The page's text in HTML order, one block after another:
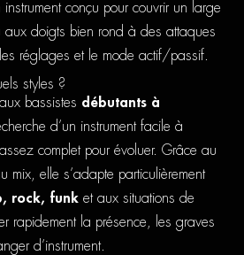
conçu pour couvrir un large
aux doigts bien rond à des attaques
réglages et le mode actif/passif.
styles ?
bassistes débutants à
d’un instrument facile à
complet pour évoluer. Grâce au
mix, elle s’adapte particulièrement
rock, funk et aux situations de
rapidement la présence, les graves
d’instrument.